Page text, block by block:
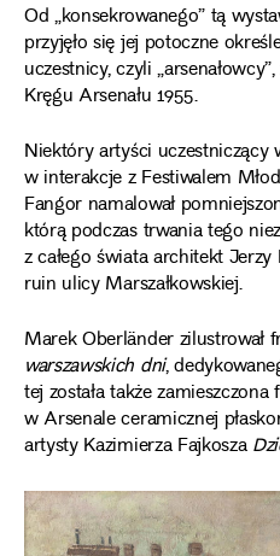
Od „konsekrowanego” tą
przyjęło się jej potoczne
uczestnicy, czyli
Kręgu Arsenału 1955.
Niektóry artyści uczestniczący
w interakcje z Festiwalem
Fangor namalował
którą podczas trwania tego
z całego świata architekt
ruin ulicy Marszałkowskiej.
Marek Oberländer
warszawskich dni,
tej została także
w Arsenale ceramicznej
artysty Kazimierza Fajkosza